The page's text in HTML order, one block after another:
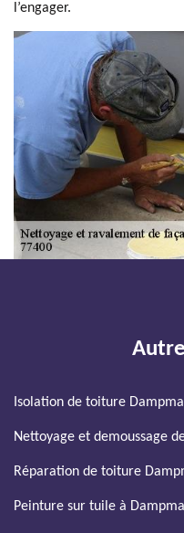
l’engager.
Isolation de toiture
Nettoyage et demoussage
Réparation de toiture
Peinture sur tuile à